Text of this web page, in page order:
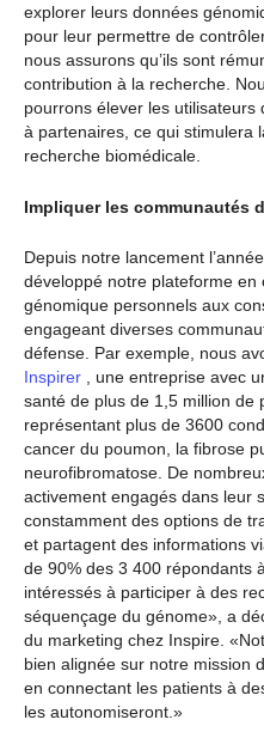
explorer leurs données
pour leur permettre de
nous assurons qu’ils sont
contribution à la recherche.
pourrons élever les
à partenaires, ce qui stimulera
recherche biomédicale.
Impliquer les communautés
Depuis notre lancement
développé notre plateforme en
génomique personnels aux
engageant diverses
défense. Par exemple, nous
Inspirer , une entreprise avec
santé de plus de 1,5 million de
représentant plus de 3600
cancer du poumon, la fibrose
neurofibromatose. De
activement engagés dans leur
constamment des options de
et partagent des informations
de 90% des 3 400 répondants
intéressés à participer à des
séquençage du génome», a
du marketing chez Inspire.
bien alignée sur notre mission
en connectant les patients à
les autonomiseront.»